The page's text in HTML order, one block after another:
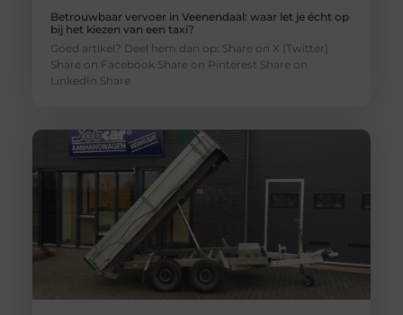
Betrouwbaar vervoer in Veenendaal: waar let je écht op
bij het kiezen van een taxi?
Goed artikel? Deel hem dan op: Share on X (Twitter)
Share on Facebook Share on Pinterest Share on
LinkedIn Share